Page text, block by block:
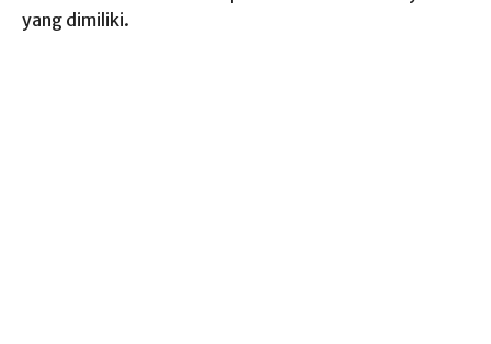
yang dimiliki.